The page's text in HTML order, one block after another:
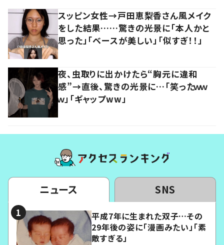
スッピン女性→戸田恵梨香さん風メイク
をした結果……驚きの光景に「本人かと
思った」「ベースが美しい」「似すぎ！！」
夜、虫取りに出かけたら“胸元に違和
感”→直後、驚きの光景に…「笑ったｗｗ
ｗ」「ギャップww」
ニュース SNS
平成7年に生まれた双子…その
29年後の姿に「漫画みたい」「素
敵すぎる」